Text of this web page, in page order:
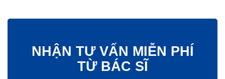
NHẬN TƯ VẤN MIỄN PHÍ
TỪ BÁC SĨ